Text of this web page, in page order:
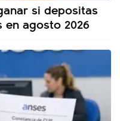
si depositas
en agosto 2026